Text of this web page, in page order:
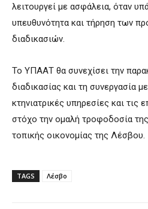
λειτουργεί με ασφάλεια, όταν
υπευθυνότητα και τήρηση των
διαδικασιών.
Το ΥΠΑΑΤ θα συνεχίσει την
διαδικασίας και τη συνεργασία
κτηνιατρικές υπηρεσίες και τις
στόχο την ομαλή τροφοδοσία
τοπικής οικονομίας της Λέσβου.
TAGS Λέσβο